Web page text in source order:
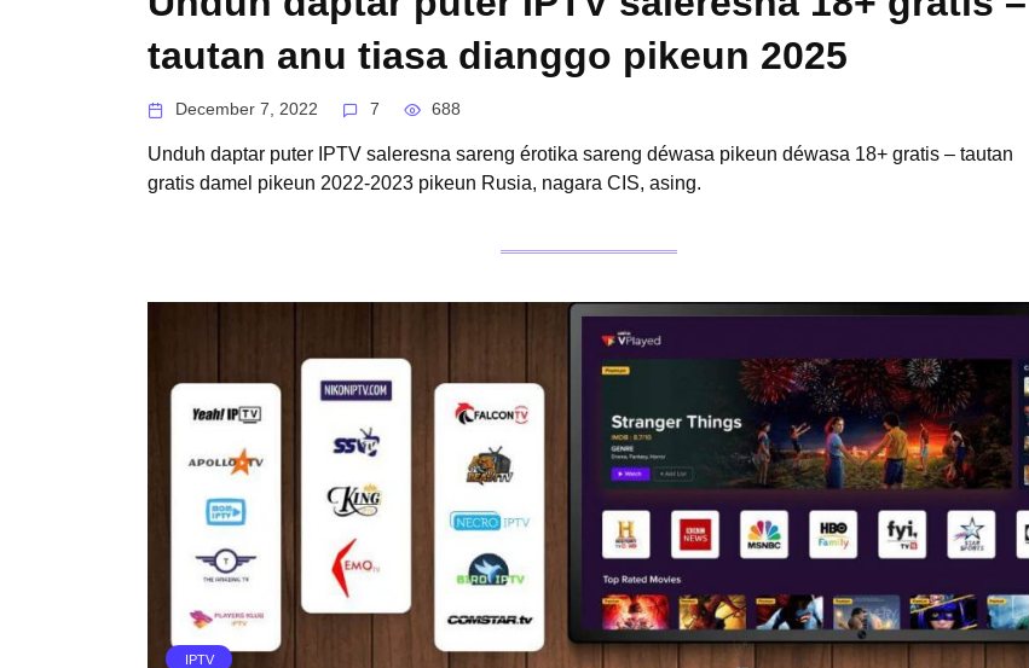
tautan anu tiasa dianggo pikeun 2025
December 7, 2022 7 688
Unduh daptar puter IPTV saleresna sareng érotika sareng déwasa pikeun déwasa 18+ gratis – tautan
gratis damel pikeun 2022-2023 pikeun Rusia, nagara CIS, asing.
IPTV